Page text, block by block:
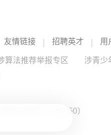
美联邦航空局发布适
这些飞机进行检查。该指
友情链接 招聘英才 用
算法推荐举报专区
涉青少
证书编号：ZX0050）